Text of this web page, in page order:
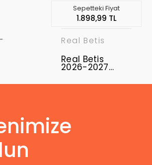
Sepetteki Fiyat
1.898,99 TL
Real Betis
Real Betis
2026-2027
Forması BET-01